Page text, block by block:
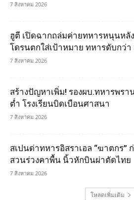
7 สิงหาคม 2026
ฮูตี เปิดฉากถล่มค่ายทหารหนุนหลั
โดรนตกใส่เป้าหมาย ทหารดับกว่า
7 สิงหาคม 2026
สร้างปัญหาเพิ่ม! รองผบ.ทหารพร
ต่ำ โรงเรียนบิดเบือนศาสนา
7 สิงหาคม 2026
สเปนด่าทหารอิสราเอล “ฆาตกร”
สวนร่วงคาพื้น นิ้วหักบินผ่าตัดไทย
7 สิงหาคม 2026
โหลดเพิ่มเติม